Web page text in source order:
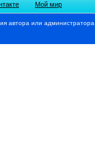
Мой мир
автора или